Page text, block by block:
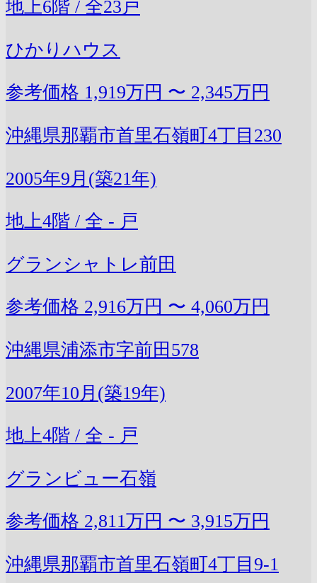
地上6階 / 全23戸
ひかりハウス
参考価格 1,919万円 〜 2,345万円
沖縄県那覇市首里石嶺町4丁目230
2005年9月(築21年)
地上4階 / 全 - 戸
グランシャトレ前田
参考価格 2,916万円 〜 4,060万円
沖縄県浦添市字前田578
2007年10月(築19年)
地上4階 / 全 - 戸
グランビュー石嶺
参考価格 2,811万円 〜 3,915万円
沖縄県那覇市首里石嶺町4丁目9-1